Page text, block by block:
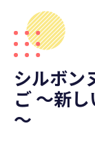
シルボン
ご ～新
～